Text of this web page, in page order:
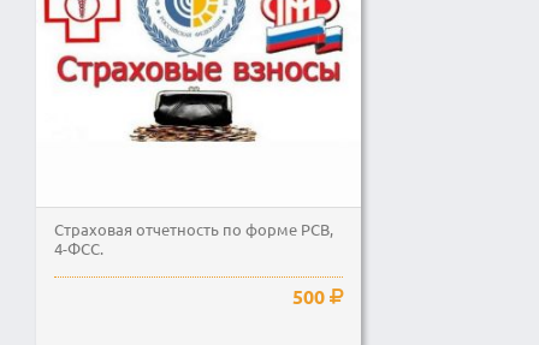
Страховая отчетность по форме РСВ,
4-ФСС.
500